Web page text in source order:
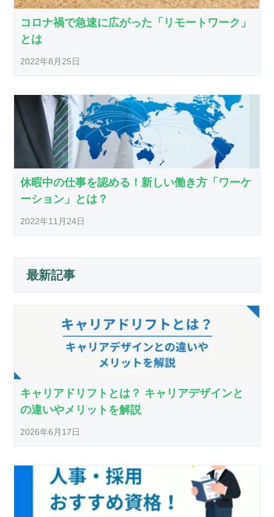
コロナ禍で急速に広がった「リモートワーク」
とは
2022年8月25日
休暇中の仕事を認める！新しい働き方「ワーケ
ーション」とは？
2022年11月24日
最新記事
キャリアドリフトとは？ キャリアデザインと
の違いやメリットを解説
2026年6月17日